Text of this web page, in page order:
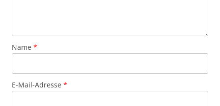
Name *
E-Mail-Adresse *